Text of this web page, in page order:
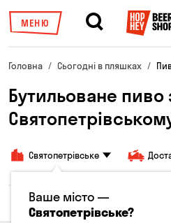
МЕНЮ
Головна Сьогодні в пляшках
Бутильоване
Святопетрівське
Всі товари Пиво
Ваше місто —
Святопетрівське?